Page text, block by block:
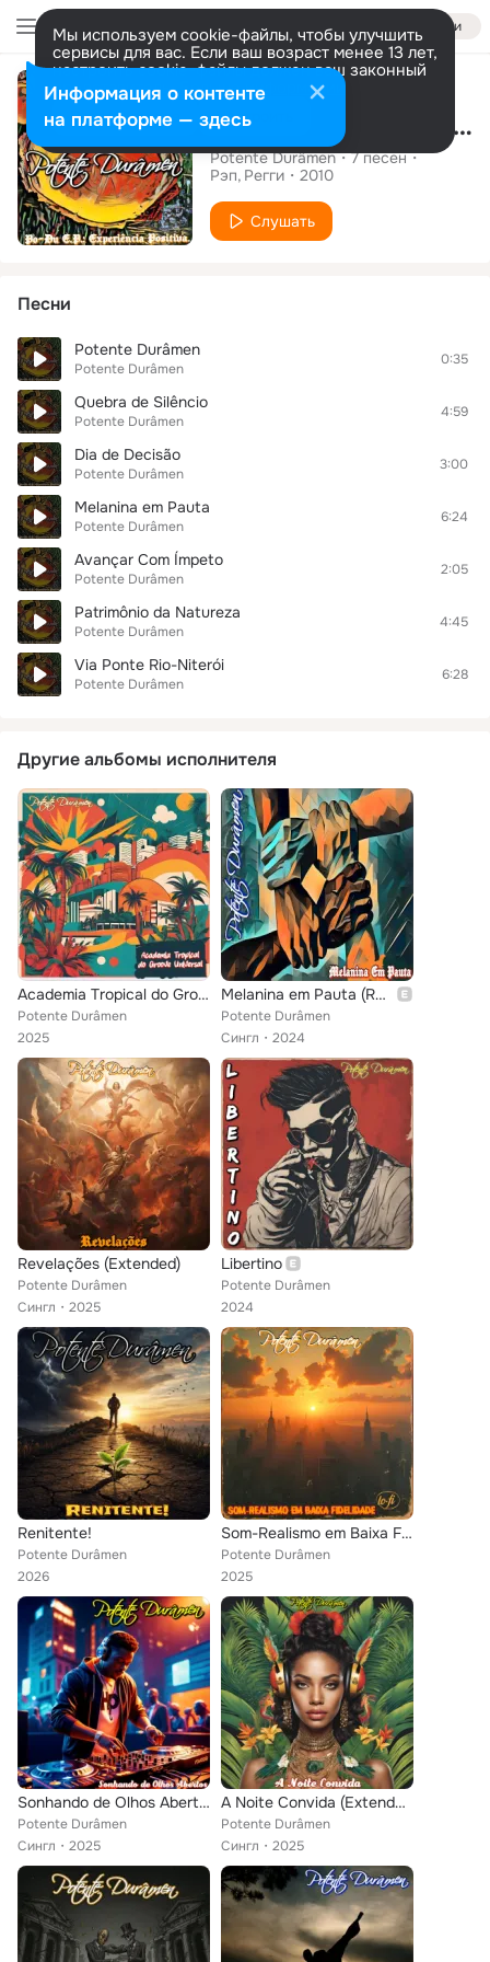
Войти
Мы используем cookie-файлы, чтобы улучшить
сервисы для вас. Если ваш возраст менее 13 лет,
настроить cookie-файлы должен ваш законный
представитель. Больше информации
Разрешить все Настроить
Альбом
Po-Du E.P.: Experiência Positiva
Potente Durâmen 7песен
Рэп Регги 2010
Слушать
Песни
Potente Durâmen
Potente Durâmen
0:35
Quebra de Silêncio
Potente Durâmen
4:59
Dia de Decisão
Potente Durâmen
3:00
Melanina em Pauta
Potente Durâmen
6:24
Avançar Com Ímpeto
Potente Durâmen
2:05
Patrimônio da Natureza
Potente Durâmen
4:45
Via Ponte Rio-Niterói
Potente Durâmen
6:28
Другие альбомы исполнителя
Academia Tropical do Groove Universal
Potente Durâmen
2025
Melanina em Pauta (Radio Mix)
Potente Durâmen
Сингл
2024
Revelações (Extended)
Potente Durâmen
Сингл
2025
Libertino
Potente Durâmen
2024
Renitente!
Potente Durâmen
2026
Som-Realismo em Baixa Fidelidade
Potente Durâmen
2025
Sonhando de Olhos Abertos (Extended Version)
Potente Durâmen
Сингл
2025
A Noite Convida (Extended Version)
Potente Durâmen
Сингл
2025
Информация о контенте
на платформе — здесь